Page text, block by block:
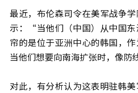
最近，布伦森司令在美军战争
示：“当他们（中国）从中国
帘的是位于亚洲中心的韩国，
当他们想要向南海扩张时，像防
对此，有分析认为这表明驻韩